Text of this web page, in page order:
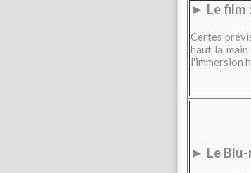
► Le film :
Certes
haut la
l'immersion
► Le Blu-